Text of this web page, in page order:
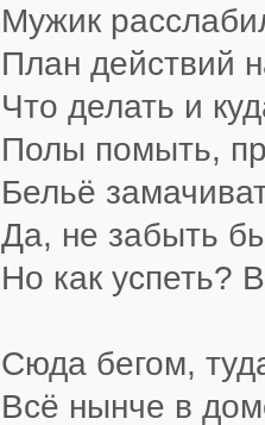
Мужик
План действий
Что делать и
Полы помыть,
Бельё
Да, не забыть
Но как успеть?
Сюда бегом,
Всё нынче в